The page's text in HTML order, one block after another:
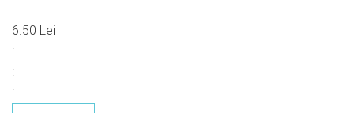
6.50 Lei
:
:
: